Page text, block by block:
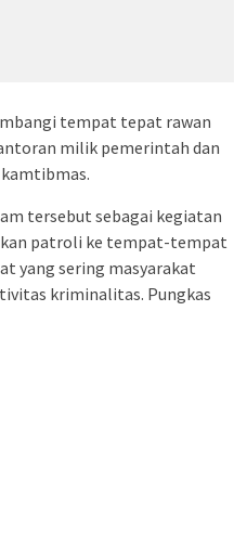
tempat tepat rawan
milik pemerintah dan
tersebut sebagai kegiatan
patroli ke tempat-tempat
yang sering masyarakat
kriminalitas. Pungkas